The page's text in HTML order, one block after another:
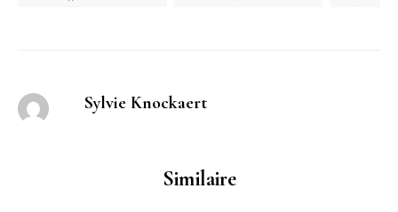
Sylvie Knockaert
Similaire